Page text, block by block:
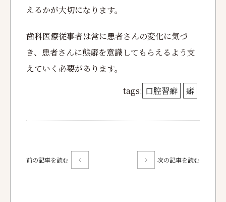
えるかが大切になります。
歯科医療従事者は常に患者さんの変化に気づ
き、患者さんに態癖を意識してもらえるよう支
えていく必要があります。
tags: 口腔習癖 癖
前の記事を読む 次の記事を読む